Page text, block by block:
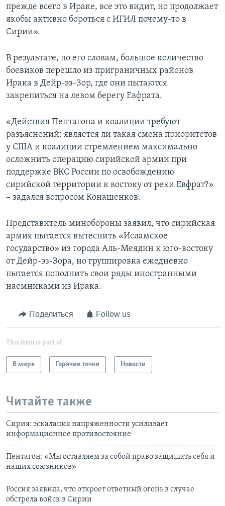
прежде всего в Ираке, все это видит, но продолжает
якобы активно бороться с ИГИЛ почему-то в
Сирии».
В результате, по его словам, большое количество
боевиков перешло из приграничных районов
Ирака в Дейр-эз-Зор, где они пытаются
закрепиться на левом берегу Евфрата.
«Действия Пентагона и коалиции требуют
разъяснений: является ли такая смена приоритетов
у США и коалиции стремлением максимально
осложнить операцию сирийской армии при
поддержке ВКС России по освобождению
сирийской территории к востоку от реки Евфрат?»
– задался вопросом Конашенков.
Представитель минобороны заявил, что сирийская
армия пытается вытеснить «Исламское
государство» из города Аль-Меядин к юго-востоку
от Дейр-эз-Зора, но группировка ежедневно
пытается пополнить свои ряды иностранными
наемниками из Ирака.
Поделиться Follow us
This item is part of
В мире Горячие точки Новости
Читайте также
Сирия: эскалация напряженности усиливает
информационное противостояние
Пентагон: «Мы оставляем за собой право защищать себя и
наших союзников»
Россия заявила, что откроет ответный огонь в случае
обстрела войск в Сирии